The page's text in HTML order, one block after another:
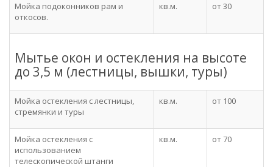
Мойка подоконников рам и
откосов.
кв.м. от 30
Мытье окон и остекления на высоте
до 3,5 м (лестницы, вышки, туры)
Мойка остекления с лестницы,
стремянки и туры
кв.м. от 100
Мойка остекления с
использованием
телескопической штанги
кв.м. от 70